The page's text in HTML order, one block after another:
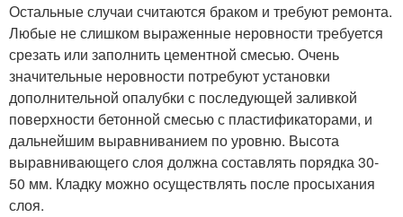
Остальные случаи считаются браком и требуют ремонта.
Любые не слишком выраженные неровности требуется
срезать или заполнить цементной смесью. Очень
значительные неровности потребуют установки
дополнительной опалубки с последующей заливкой
поверхности бетонной смесью с пластификаторами, и
дальнейшим выравниванием по уровню. Высота
выравнивающего слоя должна составлять порядка 30-
50 мм. Кладку можно осуществлять после просыхания
слоя.